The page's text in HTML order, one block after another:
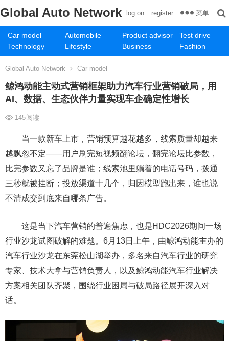
Global Auto Network
Car model Automobile Product advisor
Test drive
Technology
Lifestyle Business Fashion
log on register 菜单
Global Auto Network Car model
鲸鸿动能主动式营销框架助力汽车行业营销破局，用
AI、数据、生态伙伴力量实现车企确定性增长
145阅读
当一款新车上市，营销预算越花越多，线索质量却越来
越飘忽不定——用户刷完短视频翻论坛，翻完论坛比参数，
比完参数又忘了品牌是谁；线索池里躺着的电话号码，拨通
三秒就被挂断；投放渠道十几个，归因模型跑出来，谁也说
不清成交到底来自哪条广告。
这是当下汽车营销的普遍焦虑，也是HDC2026期间一场
行业沙龙试图破解的难题。6月13日上午，由鲸鸿动能主办的
汽车行业沙龙在东莞松山湖举办，多名来自汽车行业的研究
专家、技术大拿与营销负责人，以及鲸鸿动能汽车行业解决
方案相关团队齐聚，围绕行业困局与破局路径展开深入对
话。